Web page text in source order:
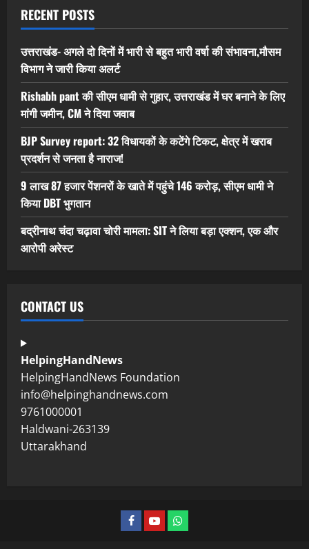
RECENT POSTS
उत्तराखंड- अगले दो दिनों में भारी से बहुत भारी वर्षा की संभावना,मौसम
विभाग ने जारी किया अलर्ट
Rishabh pant की सीएम धामी से गुहार, उत्तराखंड में घर बनाने के लिए
मांगी जमीन, CM ने दिया जवाब
BJP Survey report: 32 विधायकों के कटेंगे टिकट, क्षेत्र में खराब
प्रदर्शन से जनता है नाराज!
9 लाख 87 हजार पेंशनरों के खाते में पहुंचे 146 करोड़, सीएम धामी ने
किया DBT भुगतान
बद्रीनाथ चंदा चढ़ावा चोरी मामला: SIT ने लिया बड़ा एक्शन, एक और
आरोपी अरेस्ट
CONTACT US
HelpingHandNews
HelpingHandNews Foundation
info@helpinghandnews.com
9761000001
Haldwani-263139
Uttarakhand